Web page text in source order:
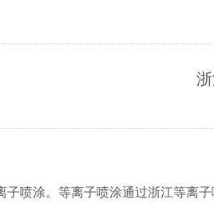
子喷涂。等离子喷涂通过浙江等离